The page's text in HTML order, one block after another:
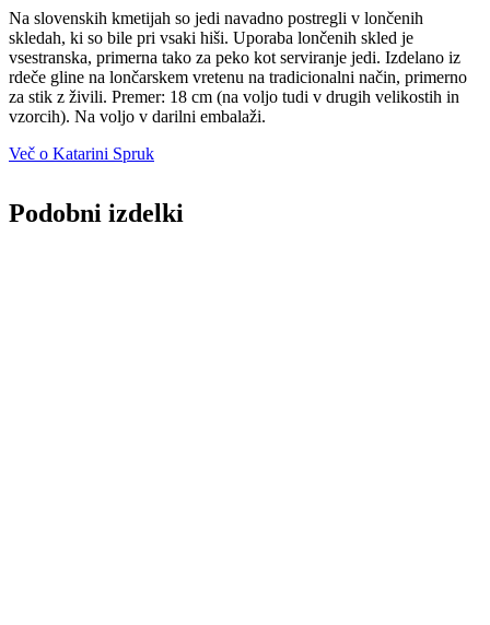
Na slovenskih kmetijah so jedi navadno postregli v lončenih
skledah, ki so bile pri vsaki hiši. Uporaba lončenih skled je
vsestranska, primerna tako za peko kot serviranje jedi. Izdelano iz
rdeče gline na lončarskem vretenu na tradicionalni način, primerno
za stik z živili. Premer: 18 cm (na voljo tudi v drugih velikostih in
vzorcih). Na voljo v darilni embalaži.
Več o Katarini Spruk
Podobni izdelki